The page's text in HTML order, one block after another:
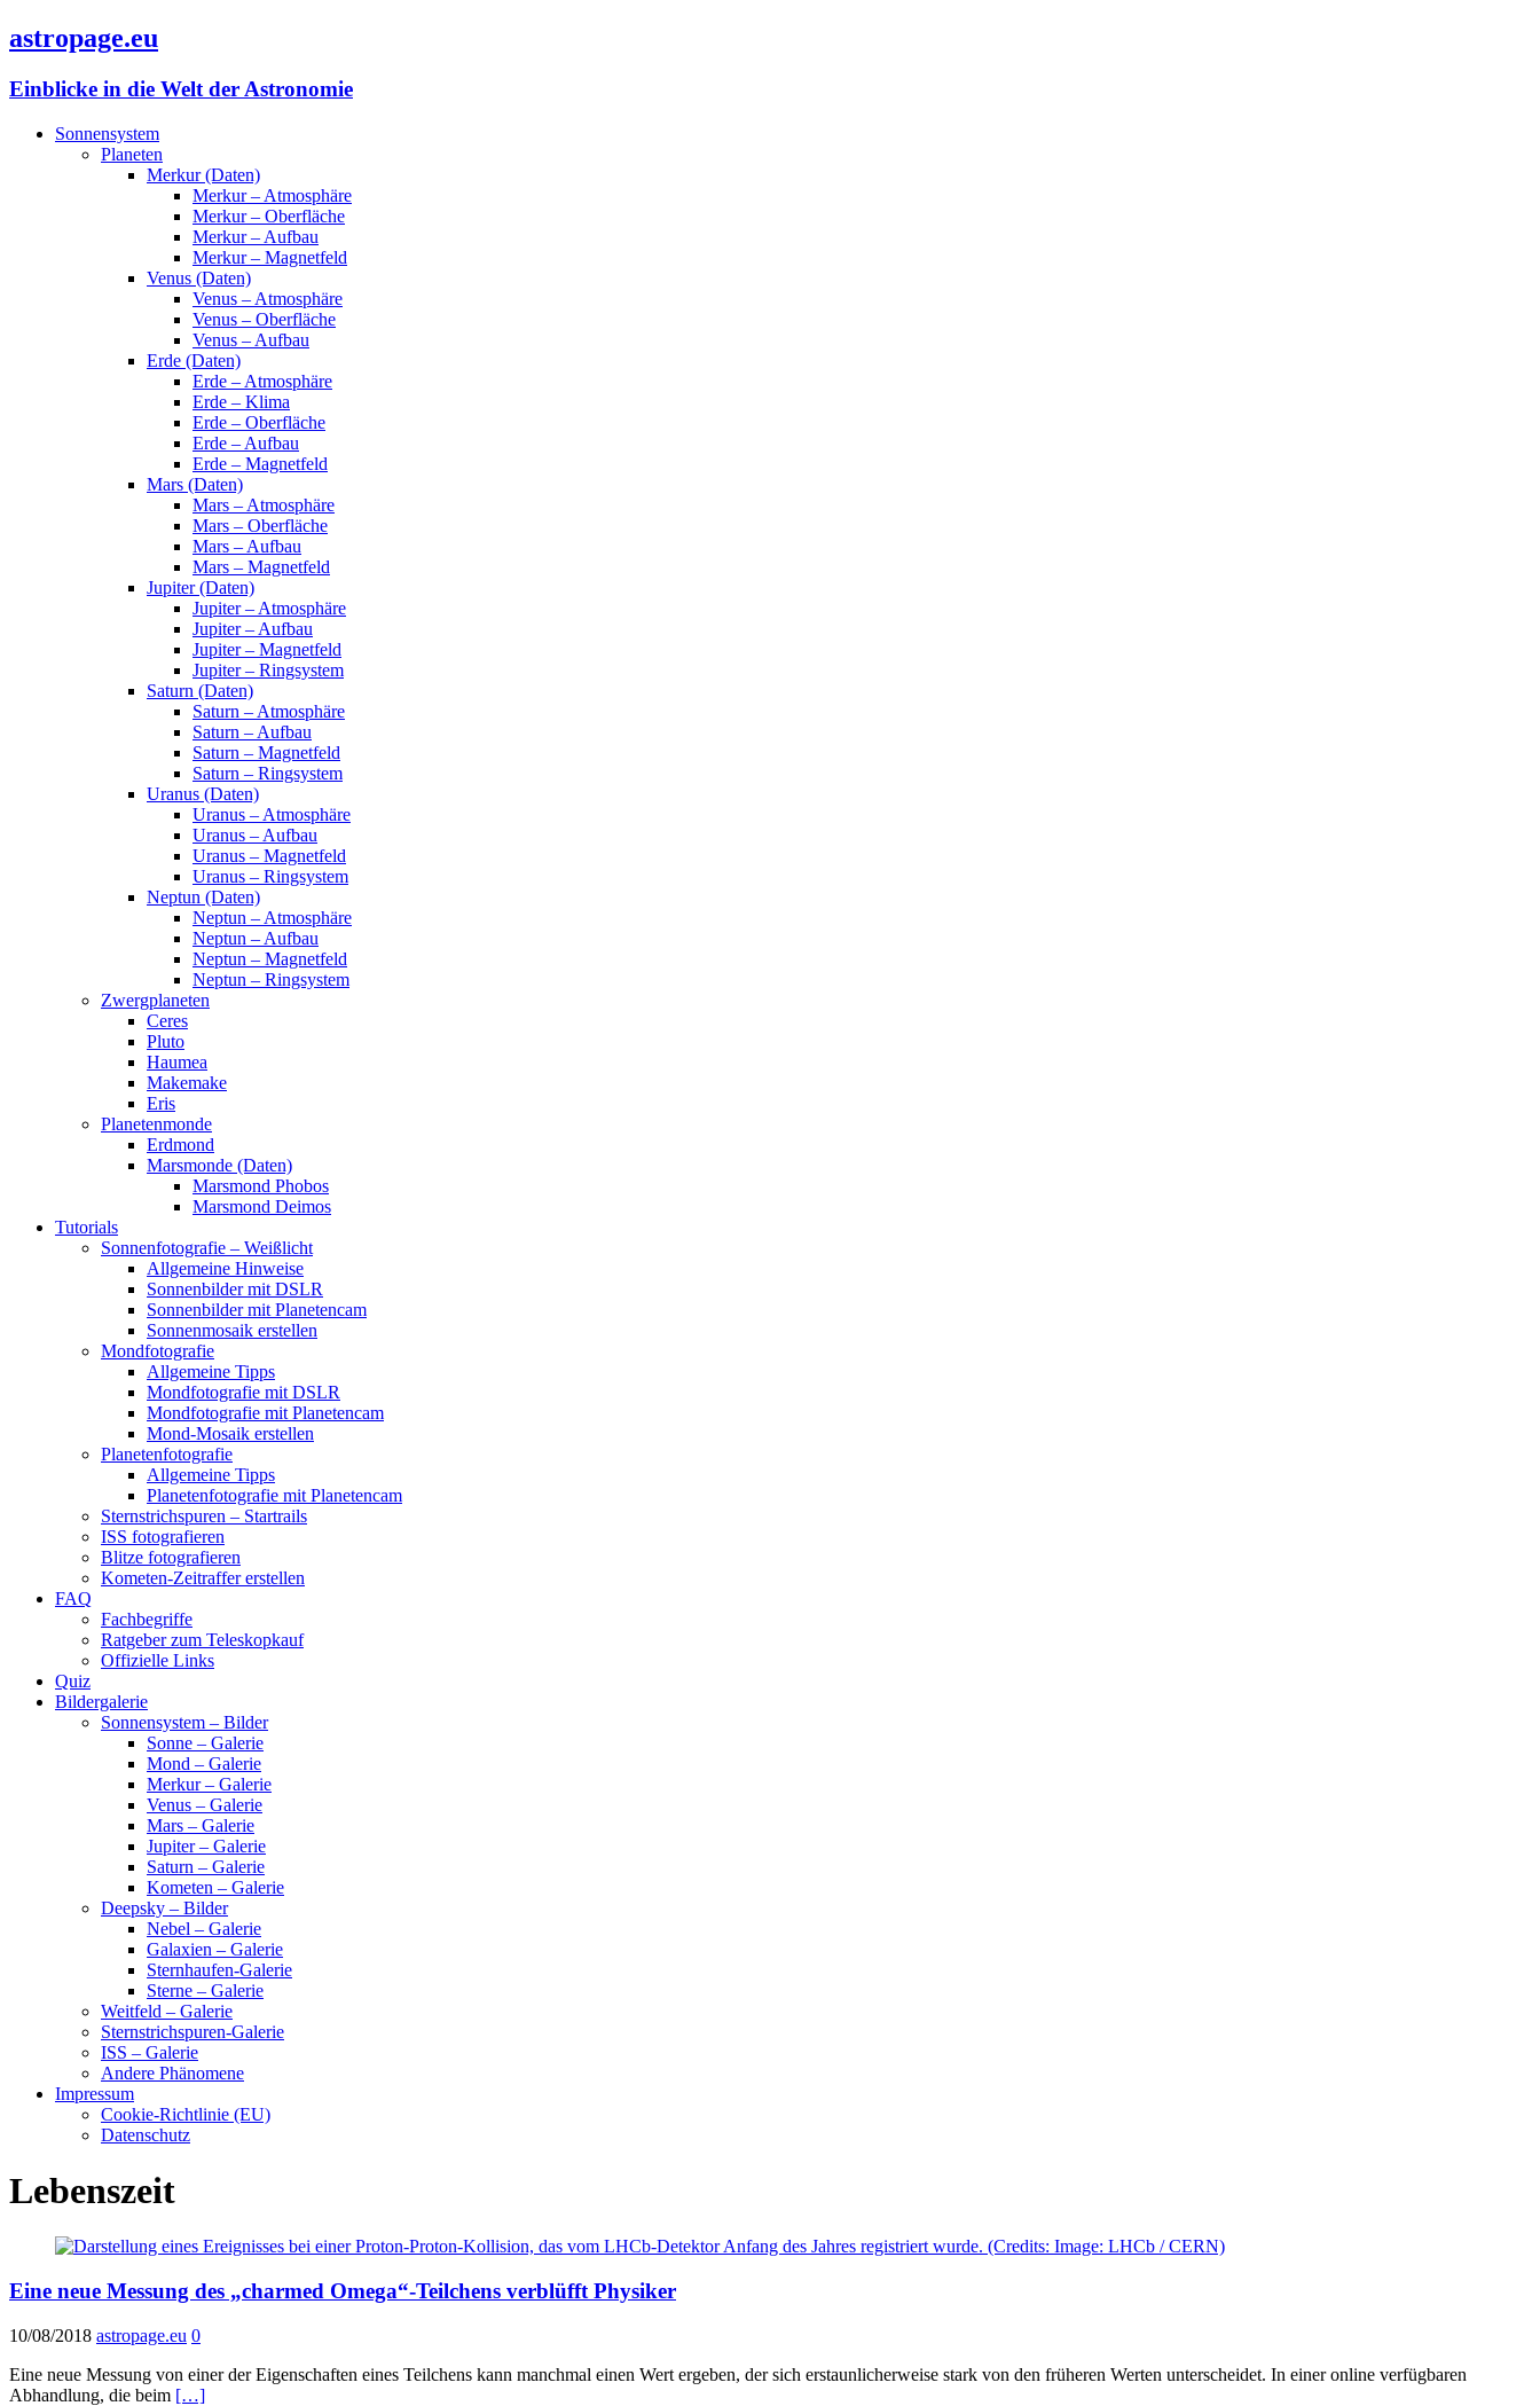
astropage.eu
Einblicke in die Welt der Astronomie
Sonnensystem
Planeten
Merkur (Daten)
Merkur – Atmosphäre
Merkur – Oberfläche
Merkur – Aufbau
Merkur – Magnetfeld
Venus (Daten)
Venus – Atmosphäre
Venus – Oberfläche
Venus – Aufbau
Erde (Daten)
Erde – Atmosphäre
Erde – Klima
Erde – Oberfläche
Erde – Aufbau
Erde – Magnetfeld
Mars (Daten)
Mars – Atmosphäre
Mars – Oberfläche
Mars – Aufbau
Mars – Magnetfeld
Jupiter (Daten)
Jupiter – Atmosphäre
Jupiter – Aufbau
Jupiter – Magnetfeld
Jupiter – Ringsystem
Saturn (Daten)
Saturn – Atmosphäre
Saturn – Aufbau
Saturn – Magnetfeld
Saturn – Ringsystem
Uranus (Daten)
Uranus – Atmosphäre
Uranus – Aufbau
Uranus – Magnetfeld
Uranus – Ringsystem
Neptun (Daten)
Neptun – Atmosphäre
Neptun – Aufbau
Neptun – Magnetfeld
Neptun – Ringsystem
Zwergplaneten
Ceres
Pluto
Haumea
Makemake
Eris
Planetenmonde
Erdmond
Marsmonde (Daten)
Marsmond Phobos
Marsmond Deimos
Tutorials
Sonnenfotografie – Weißlicht
Allgemeine Hinweise
Sonnenbilder mit DSLR
Sonnenbilder mit Planetencam
Sonnenmosaik erstellen
Mondfotografie
Allgemeine Tipps
Mondfotografie mit DSLR
Mondfotografie mit Planetencam
Mond-Mosaik erstellen
Planetenfotografie
Allgemeine Tipps
Planetenfotografie mit Planetencam
Sternstrichspuren – Startrails
ISS fotografieren
Blitze fotografieren
Kometen-Zeitraffer erstellen
FAQ
Fachbegriffe
Ratgeber zum Teleskopkauf
Offizielle Links
Quiz
Bildergalerie
Sonnensystem – Bilder
Sonne – Galerie
Mond – Galerie
Merkur – Galerie
Venus – Galerie
Mars – Galerie
Jupiter – Galerie
Saturn – Galerie
Kometen – Galerie
Deepsky – Bilder
Nebel – Galerie
Galaxien – Galerie
Sternhaufen-Galerie
Sterne – Galerie
Weitfeld – Galerie
Sternstrichspuren-Galerie
ISS – Galerie
Andere Phänomene
Impressum
Cookie-Richtlinie (EU)
Datenschutz
Lebenszeit
Eine neue Messung des „charmed Omega“-Teilchens verblüfft Physiker
10/08/2018 astropage.eu 0
Eine neue Messung von einer der Eigenschaften eines Teilchens kann manchmal einen Wert ergeben, der sich erstaunlicherweise stark von den früheren Werten unterscheidet. In einer online verfügbaren
Abhandlung, die beim […]